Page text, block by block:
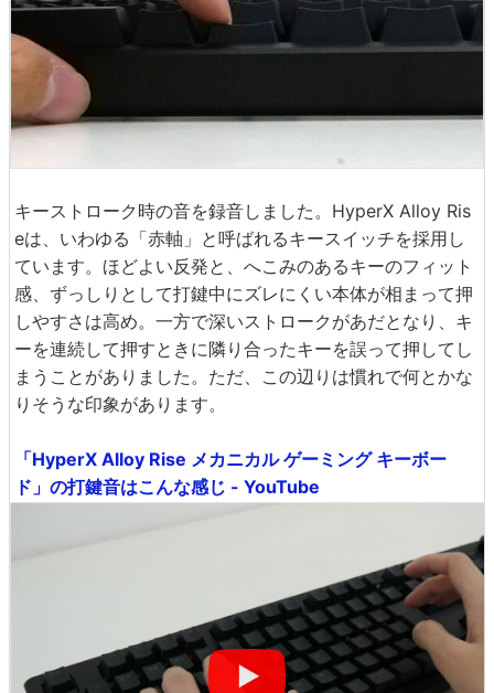
キーストローク時の音を録音しました。HyperX Alloy Ris
eは、いわゆる「赤軸」と呼ばれるキースイッチを採用し
ています。ほどよい反発と、へこみのあるキーのフィット
感、ずっしりとして打鍵中にズレにくい本体が相まって押
しやすさは高め。一方で深いストロークがあだとなり、キ
ーを連続して押すときに隣り合ったキーを誤って押してし
まうことがありました。ただ、この辺りは慣れで何とかな
りそうな印象があります。
「HyperX Alloy Rise メカニカル ゲーミング キーボー
ド」の打鍵音はこんな感じ - YouTube